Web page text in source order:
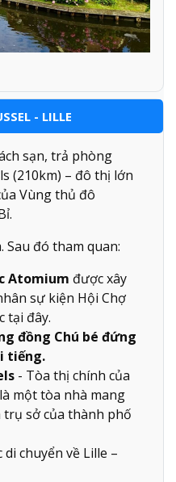
- LILLE
sạn, trả phòng
(210km) – đô thị lớn
Vùng thủ đô
đó tham quan:
Atomium được xây
sự kiện Hội Chợ
tại đây.
đồng Chú bé đứng
tiếng.
- Tòa thị chính của
một tòa nhà mang
sở của thành phố
chuyển về Lille –